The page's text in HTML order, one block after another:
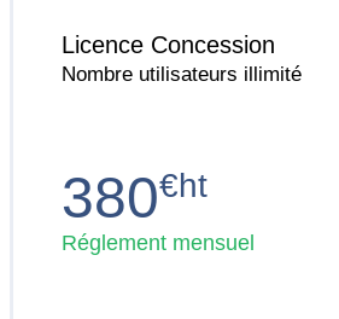
Licence Concession
Nombre utilisateurs illimité
380€ht
Réglement mensuel